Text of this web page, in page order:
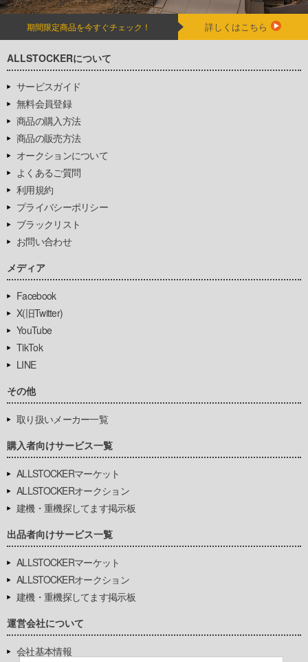
期間限定商品を今すぐチェック！ 詳しくはこちら
ALLSTOCKERについて
サービスガイド
無料会員登録
商品の購入方法
商品の販売方法
オークションについて
よくあるご質問
利用規約
プライバシーポリシー
ブラックリスト
お問い合わせ
メディア
Facebook
X(旧Twitter)
YouTube
TikTok
LINE
その他
取り扱いメーカー一覧
購入者向けサービス一覧
ALLSTOCKERマーケット
ALLSTOCKERオークション
建機・重機探してます掲示板
出品者向けサービス一覧
ALLSTOCKERマーケット
ALLSTOCKERオークション
建機・重機探してます掲示板
運営会社について
会社基本情報